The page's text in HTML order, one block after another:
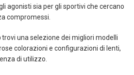
agonisti sia per gli sportivi che cercano
compromessi.
trovi una selezione dei migliori modelli
colorazioni e configurazioni di lenti,
di utilizzo.